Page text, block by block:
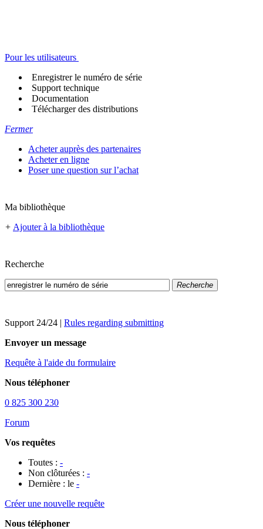
Pour les utilisateurs
Enregistrer le numéro de série
Support technique
Documentation
Télécharger des distributions
Fermer
Acheter auprès des partenaires
Acheter en ligne
Poser une question sur l’achat
Ma bibliothèque
+ Ajouter à la bibliothèque
Recherche
Recherche
Support 24/24 | Rules regarding submitting
Envoyer un message
Requête à l'aide du formulaire
Nous téléphoner
0 825 300 230
Forum
Vos requêtes
Toutes : -
Non clôturées : -
Dernière : le -
Créer une nouvelle requête
Nous téléphoner